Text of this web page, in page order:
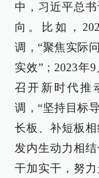
中，习近平总
向。比如，
调，“聚焦实际
实效”；2023年
召开新时代推
调，“坚持目标
长板、补短板
发内生动力相
干加实干，努